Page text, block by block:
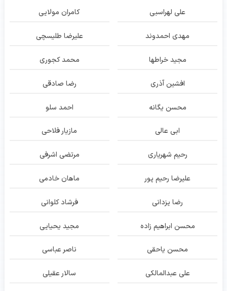
علی لهراسبی کامران مولایی
مهدی احمدوند علیرضا طلیسچی
مجید خراطها محمد کجوری
افشین آذری رضا صادقی
محسن یگانه احمد سلو
ابی عالی مازیار فلاحی
رحیم شهریاری مرتضی اشرفی
علیرضا رحیم پور ماهان خادمی
رضا یزدانی فرشاد کلوانی
محسن ابراهیم زاده مجید یحیایی
محسن یاحقی ناصر عباسی
علی عبدالمالکی سالار عقیلی